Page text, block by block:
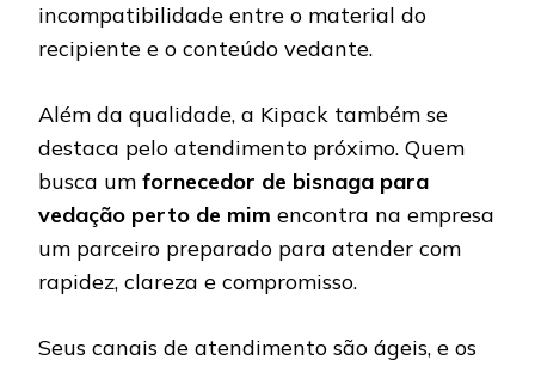
incompatibilidade entre o material do
recipiente e o conteúdo vedante.
Além da qualidade, a Kipack também se
destaca pelo atendimento próximo. Quem
busca um fornecedor de bisnaga para
vedação perto de mim encontra na empresa
um parceiro preparado para atender com
rapidez, clareza e compromisso.
Seus canais de atendimento são ágeis, e os